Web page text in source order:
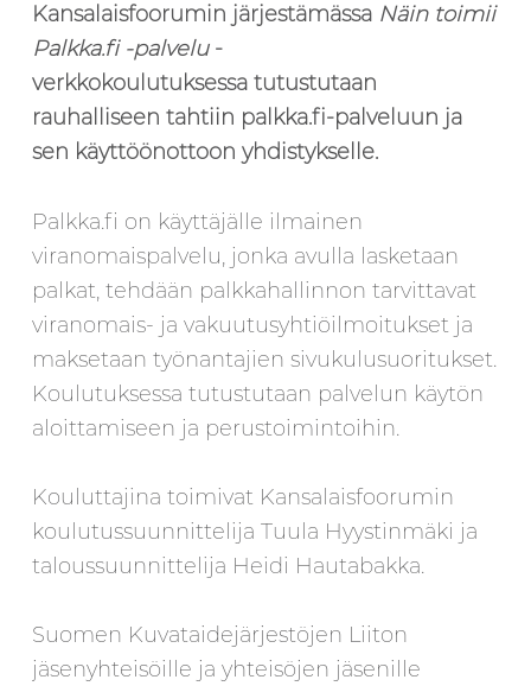
Kansalaisfoorumin järjestämässa Näin toimii
Palkka.fi -palvelu -
verkkokoulutuksessa tutustutaan
rauhalliseen tahtiin palkka.fi-palveluun ja
sen käyttöönottoon yhdistykselle.
Palkka.fi on käyttäjälle ilmainen
viranomaispalvelu, jonka avulla lasketaan
palkat, tehdään palkkahallinnon tarvittavat
viranomais- ja vakuutusyhtiöilmoitukset ja
maksetaan työnantajien sivukulusuoritukset.
Koulutuksessa tutustutaan palvelun käytön
aloittamiseen ja perustoimintoihin.
Kouluttajina toimivat Kansalaisfoorumin
koulutussuunnittelija Tuula Hyystinmäki ja
taloussuunnittelija Heidi Hautabakka.
Suomen Kuvataidejärjestöjen Liiton
jäsenyhteisöille ja yhteisöjen jäsenille